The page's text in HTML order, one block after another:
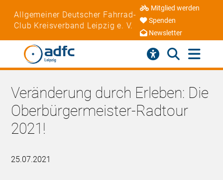
Allgemeiner Deutscher Fahrrad-
Club Kreisverband Leipzig e. V.
Mitglied werden
Spenden
Newsletter
Veränderung durch Erleben: Die
Oberbürgermeister-Radtour
2021!
25.07.2021